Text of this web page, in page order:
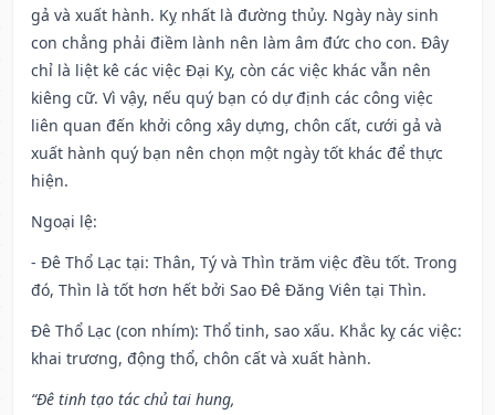
gả và xuất hành. Kỵ nhất là đường thủy. Ngày này sinh
con chẳng phải điềm lành nên làm âm đức cho con. Đây
chỉ là liệt kê các việc Đại Kỵ, còn các việc khác vẫn nên
kiêng cữ. Vì vậy, nếu quý bạn có dự định các công việc
liên quan đến khởi công xây dựng, chôn cất, cưới gả và
xuất hành quý bạn nên chọn một ngày tốt khác để thực
hiện.
Ngoại lệ:
- Đê Thổ Lạc tại: Thân, Tý và Thìn trăm việc đều tốt. Trong
đó, Thìn là tốt hơn hết bởi Sao Đê Đăng Viên tại Thìn.
Đê Thổ Lạc (con nhím): Thổ tinh, sao xấu. Khắc kỵ các việc:
khai trương, động thổ, chôn cất và xuất hành.
“Đê tinh tạo tác chủ tai hung,